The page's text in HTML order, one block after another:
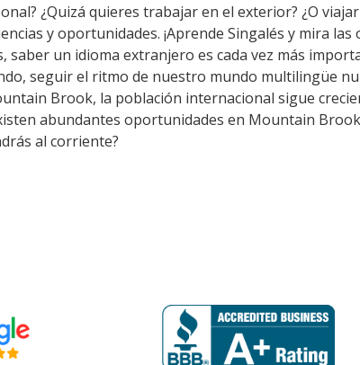
¿Quizá quieres trabajar en el exterior? ¿O
y oportunidades. ¡Aprende Singalés y mira
saber un idioma extranjero es cada vez más
seguir el ritmo de nuestro mundo multilingüe
Brook, la población internacional sigue
abundantes oportunidades en Mountain
al corriente?